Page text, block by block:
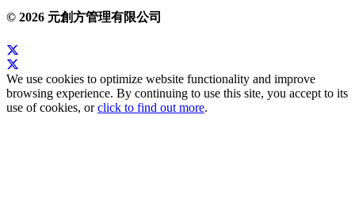
© 2026 元創方管理有限公司
We use cookies to optimize website functionality and improve
browsing experience. By continuing to use this site, you accept to its
use of cookies, orclick to find out more.